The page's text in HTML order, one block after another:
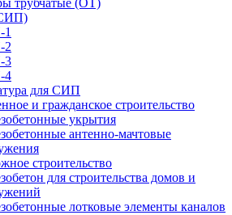
2
3
4
для СИП
и гражданское строительство
укрытия
антенно-мачтовые
строительство
для строительства домов и
лотковые элементы каналов